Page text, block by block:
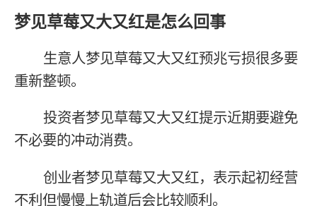
梦见草莓又大又红是怎么回事
生意人梦见草莓又大又红预兆亏损很多要
重新整顿。
投资者梦见草莓又大又红提示近期要避免
不必要的冲动消费。
创业者梦见草莓又大又红，表示起初经营
不利但慢慢上轨道后会比较顺利。